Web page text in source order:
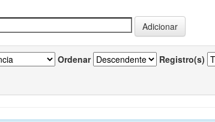
Ordenar Registro(s)